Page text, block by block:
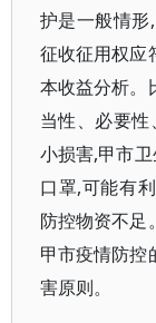
护是一般情形
征收征用权应
本收益分析。
当性、必要
小损害,甲市
口罩,可能有
防控物资不足
甲市疫情防控
害原则。